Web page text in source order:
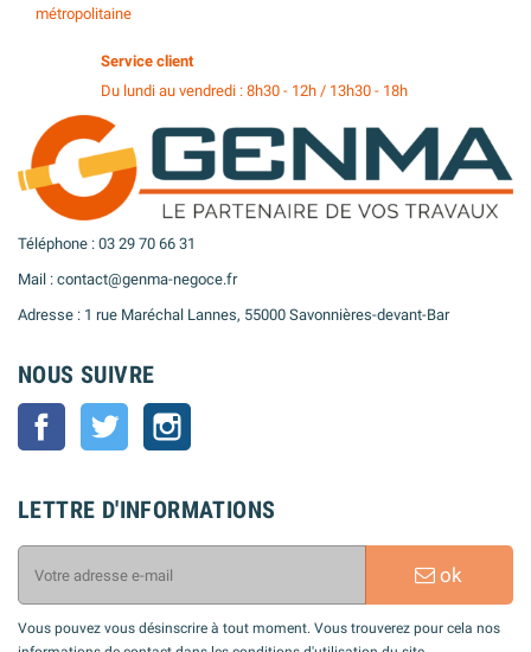
métropolitaine
Service client
Du lundi au vendredi : 8h30 - 12h / 13h30 - 18h
Téléphone : 03 29 70 66 31
Mail : contact@genma-negoce.fr
Adresse : 1 rue Maréchal Lannes, 55000 Savonnières-devant-Bar
NOUS SUIVRE
Facebook Twitter
LETTRE D'INFORMATIONS
ok
Vous pouvez vous désinscrire à tout moment. Vous trouverez pour cela nos